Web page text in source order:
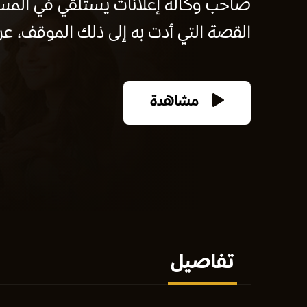
صاحب وكالة إعلانات يستلقي في
القصة التي أدت به إلى ذلك
مشاهدة
تفاصيل